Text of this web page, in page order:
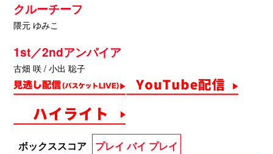
クルーチーフ
隈元 ゆみこ
1st／2ndアンパイア
古畑 咲 / 小出 聡子
ボックススコア プレイ バイ プレイ